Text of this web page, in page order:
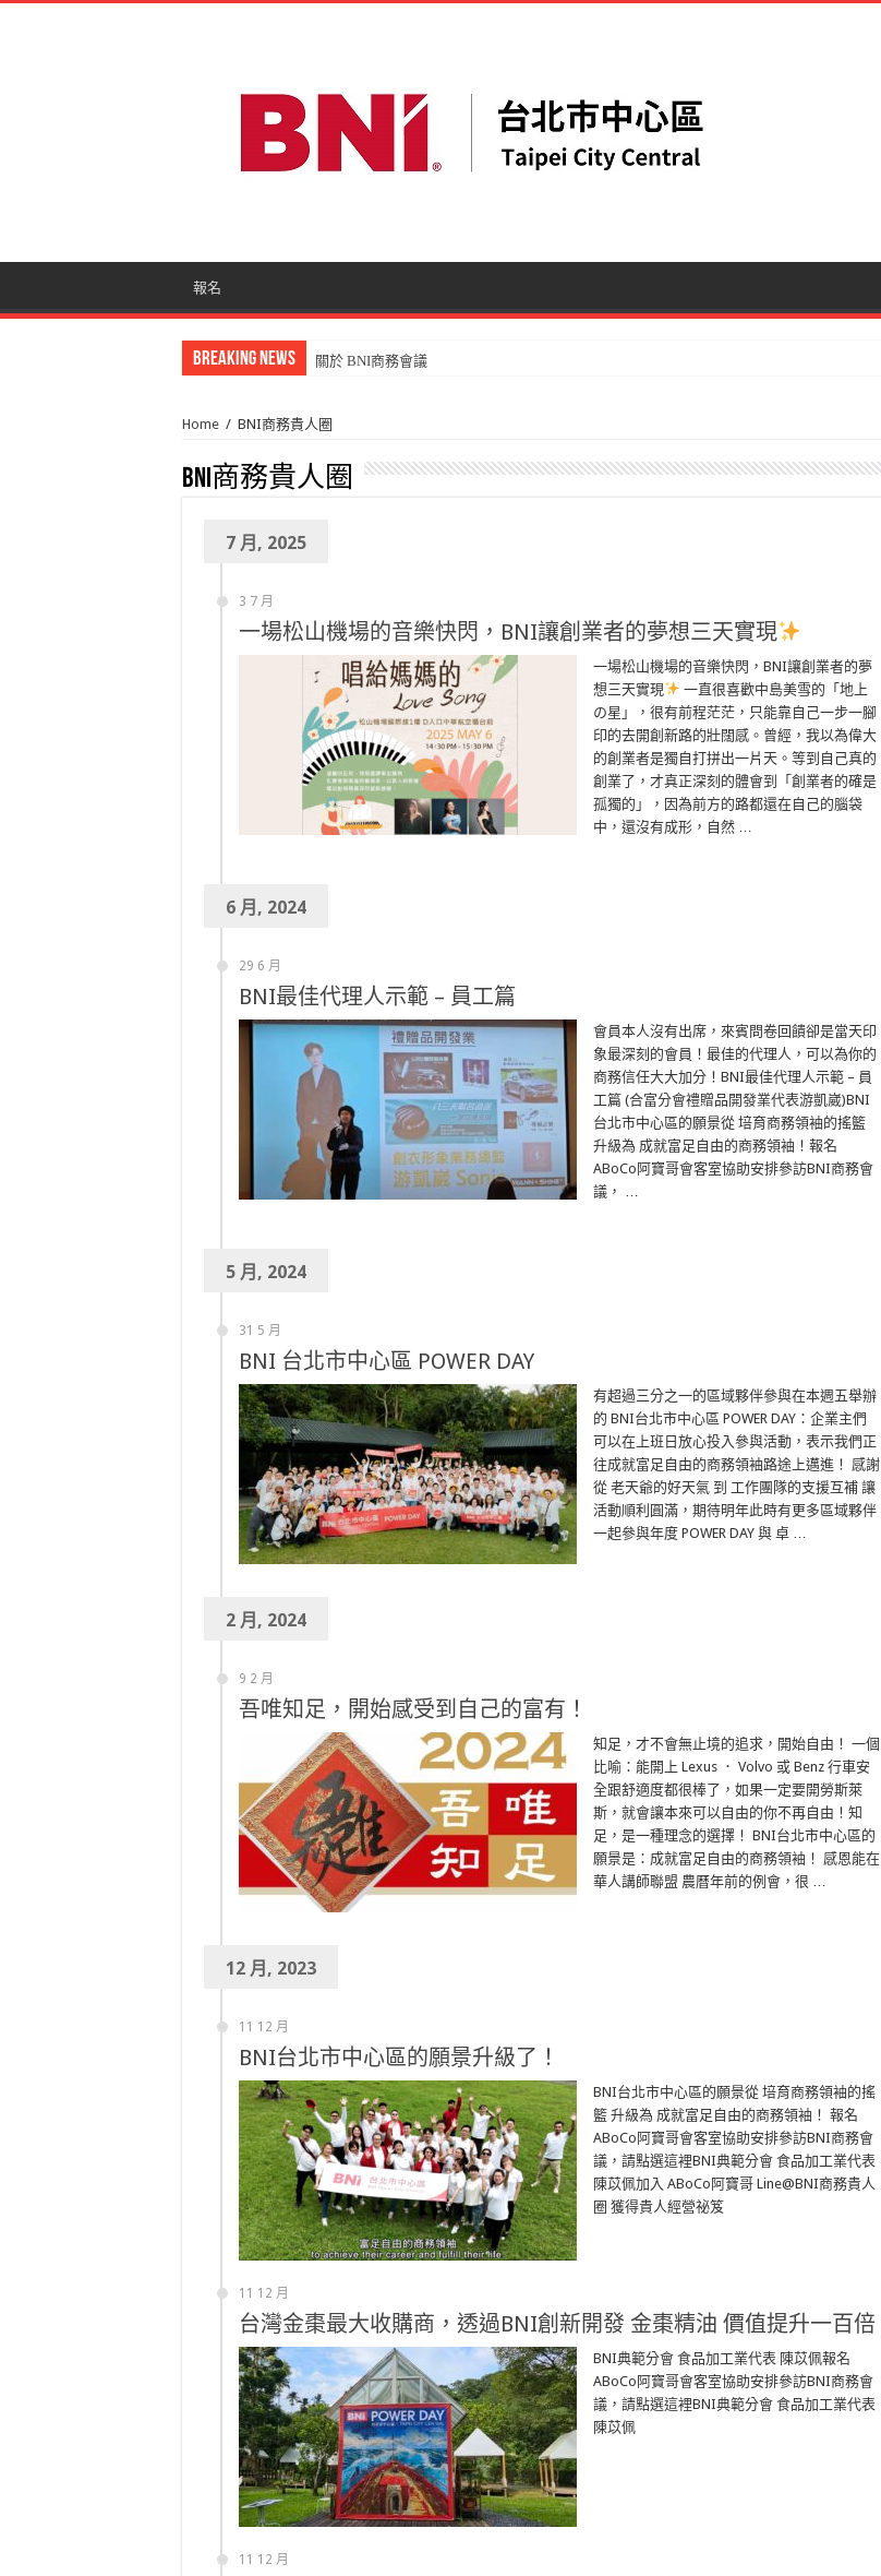
報名
Breaking News 關於 BNI商務會議
Home / BNI商務貴人圈
BNI商務貴人圈
7 月, 2025
3 7 月
一場松山機場的音樂快閃，BNI讓創業者的夢想三天實現
一場松山機場的音樂快閃，BNI讓創業者的夢
想三天實現
一直很喜歡中島美雪的「地上
の星」，很有前程茫茫，只能靠自己一步一腳
印的去開創新路的壯闊感。曾經，我以為偉大
的創業者是獨自打拼出一片天。等到自己真的
創業了，才真正深刻的體會到「創業者的確是
孤獨的」，因為前方的路都還在自己的腦袋
中，還沒有成形，自然 …
6 月, 2024
29 6 月
BNI最佳代理人示範 – 員工篇
會員本人沒有出席，來賓問卷回饋卻是當天印
象最深刻的會員！最佳的代理人，可以為你的
商務信任大大加分！BNI最佳代理人示範 – 員
工篇 (合富分會禮贈品開發業代表游凱崴)BNI
台北市中心區的願景從 培育商務領袖的搖籃
升級為 成就富足自由的商務領袖！報名
ABoCo阿寶哥會客室協助安排參訪BNI商務會
議， …
5 月, 2024
31 5 月
BNI 台北市中心區 POWER DAY
有超過三分之一的區域夥伴參與在本週五舉辦
的 BNI台北市中心區 POWER DAY：企業主們
可以在上班日放心投入參與活動，表示我們正
往成就富足自由的商務領袖路途上邁進！ 感謝
從 老天爺的好天氣 到 工作團隊的支援互補 讓
活動順利圓滿，期待明年此時有更多區域夥伴
一起參與年度 POWER DAY 與 卓 …
2 月, 2024
9 2 月
吾唯知足，開始感受到自己的富有！
知足，才不會無止境的追求，開始自由！ 一個
比喻：能開上 Lexus ． Volvo 或 Benz 行車安
全跟舒適度都很棒了，如果一定要開勞斯萊
斯，就會讓本來可以自由的你不再自由！知
足，是一種理念的選擇！ BNI台北市中心區的
願景是：成就富足自由的商務領袖！ 感恩能在
華人講師聯盟 農曆年前的例會，很 …
12 月, 2023
11 12 月
BNI台北市中心區的願景升級了！
BNI台北市中心區的願景從 培育商務領袖的搖
籃 升級為 成就富足自由的商務領袖！ 報名
ABoCo阿寶哥會客室協助安排參訪BNI商務會
議，請點選這裡BNI典範分會 食品加工業代表
陳苡佩加入 ABoCo阿寶哥 Line@BNI商務貴人
圈 獲得貴人經營祕笈
11 12 月
台灣金棗最大收購商，透過BNI創新開發 金棗精油 價值提升一百倍
BNI典範分會 食品加工業代表 陳苡佩報名
ABoCo阿寶哥會客室協助安排參訪BNI商務會
議，請點選這裡BNI典範分會 食品加工業代表
陳苡佩
11 12 月